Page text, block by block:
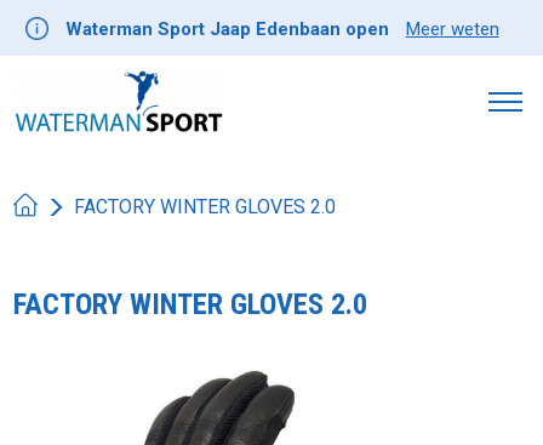
Waterman Sport Jaap Edenbaan open Meer weten
FACTORY WINTER GLOVES 2.0
FACTORY WINTER GLOVES 2.0
Product image slideshow Items